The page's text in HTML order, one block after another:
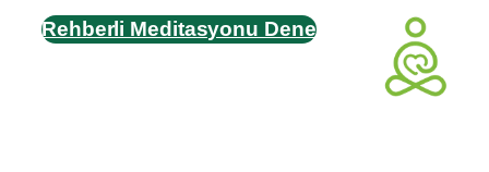
Rehberli Meditasyonu Dene